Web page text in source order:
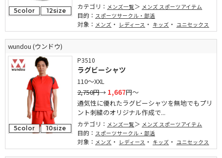
5color 12size
カテゴリ： メンズ一覧 メンズ スポーツアイテム
目的： スポーツサークル・部活
対象： メンズ ・ レディース ・ キッズ ・ ユニセックス
wundou (ウンドウ)
5color 10size
P3510
ラグビーシャツ
110～XXL
2,750円→ 1,667円～
通気性に優れたラグビーシャツを無地でもプリ
ント刺繍のオリジナル作成で...
カテゴリ： メンズ一覧 メンズ スポーツアイテム
目的： スポーツサークル・部活
対象： メンズ ・ レディース ・ キッズ ・ ユニセックス